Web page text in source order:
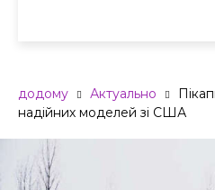
додому Актуально
надійних моделей зі США